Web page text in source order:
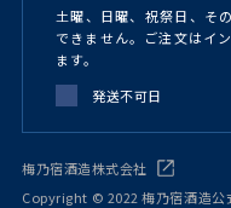
土曜、日曜、祝祭日、そ
できません。ご注文はイ
ます。
発送不可日
梅乃宿酒造株式会社
Copyright © 2022 梅乃宿酒造公